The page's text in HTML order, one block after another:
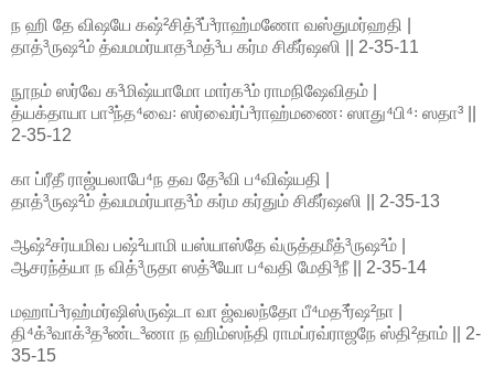
ந ஹி தே விஷயே கஷ்²சித்³ப்³ராஹ்மணோ வஸ்துமர்ஹதி |
தாத்³ருஷ²ம் த்வமமர்யாத³மத்³ய கர்ம சிகீர்ஷஸி || 2-35-11
நூநம் ஸர்வே க³மிஷ்யாமோ மார்க³ம் ராமநிஷேவிதம் |
த்யக்தாயா பா³ந்த⁴வை꞉ ஸர்வைர்ப்³ராஹ்மணை꞉ ஸாது⁴பி⁴꞉ ஸதா³ ||
2-35-12
கா ப்ரீதீ ராஜ்யலாபே⁴ந தவ தே³வி ப⁴விஷ்யதி |
தாத்³ருஷ²ம் த்வமமர்யாத³ம் கர்ம கர்தும் சிகீர்ஷஸி || 2-35-13
ஆஷ்²சர்யமிவ பஷ்²யாமி யஸ்யாஸ்தே வ்ருத்தமீத்³ருஷ²ம் |
ஆசரந்த்யா ந வித்³ருதா ஸத்³யோ ப⁴வதி மேதி³நீ || 2-35-14
மஹாப்³ரஹ்மர்ஷிஸ்ருஷ்டா வா ஜ்வலந்தோ பீ⁴மத³ர்ஷ²நா |
தி⁴க்³வாக்³த³ண்ட³ணா ந ஹிம்ஸந்தி ராமப்ரவ்ராஜநே ஸ்தி²தாம் || 2-
35-15